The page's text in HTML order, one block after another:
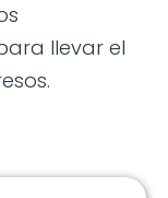
llevar el